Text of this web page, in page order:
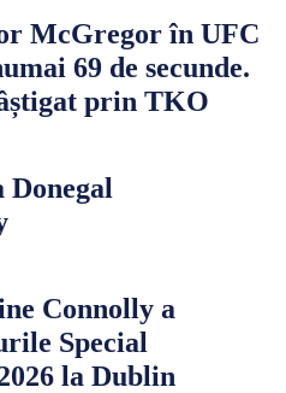
McGregor în UFC
69 de secunde.
prin TKO
Donegal
Connolly a
Special
la Dublin